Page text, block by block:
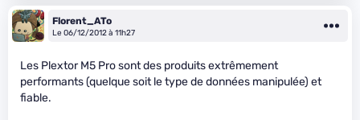
Florent_ATo
Le 06/12/2012 à 11h27
Les Plextor M5 Pro sont des produits extrêmement
performants (quelque soit le type de données manipulée) et
fiable.